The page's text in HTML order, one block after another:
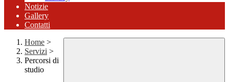
Notizie
Gallery
Contatti
Home >
Servizi >
Percorsi di
studio